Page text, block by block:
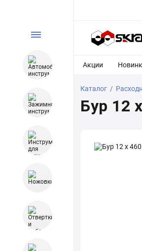
Акции
Каталог /
Бур 12